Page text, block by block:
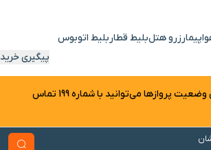
رزرو هتلبلیط قطار بلیط اتوبوس
پیگیری خرید
جهت اطلاع از آخرین وضعیت پرواز‌ها می‌توانید با شماره 199 تماس